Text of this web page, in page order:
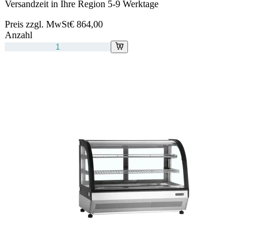
Versandzeit in Ihre Region 5-9 Werktage
Preis zzgl. MwSt€ 864,00
Anzahl